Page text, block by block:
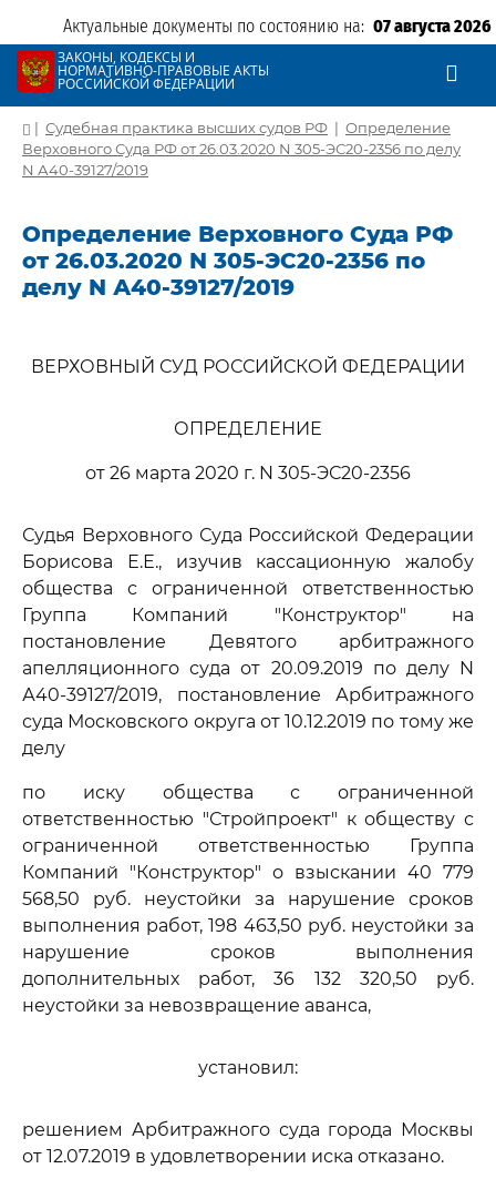
Актуальные документы по состоянию на: 07 августа 2026
ЗАКОНЫ, КОДЕКСЫ И
НОРМАТИВНО-ПРАВОВЫЕ АКТЫ
РОССИЙСКОЙ ФЕДЕРАЦИИ
| Судебная практика высших судов РФ | Определение
Верховного Суда РФ от 26.03.2020 N 305-ЭС20-2356 по делу
N А40-39127/2019
Определение Верховного Суда РФ
от 26.03.2020 N 305-ЭС20-2356 по
делу N А40-39127/2019
ВЕРХОВНЫЙ СУД РОССИЙСКОЙ ФЕДЕРАЦИИ
ОПРЕДЕЛЕНИЕ
от 26 марта 2020 г. N 305-ЭС20-2356
Судья Верховного Суда Российской Федерации
Борисова Е.Е., изучив кассационную жалобу
общества с ограниченной ответственностью
Группа Компаний "Конструктор" на
постановление Девятого арбитражного
апелляционного суда от 20.09.2019 по делу N
А40-39127/2019, постановление Арбитражного
суда Московского округа от 10.12.2019 по тому же
делу
по иску общества с ограниченной
ответственностью "Стройпроект" к обществу с
ограниченной ответственностью Группа
Компаний "Конструктор" о взыскании 40 779
568,50 руб. неустойки за нарушение сроков
выполнения работ, 198 463,50 руб. неустойки за
нарушение сроков выполнения
дополнительных работ, 36 132 320,50 руб.
неустойки за невозвращение аванса,
установил:
решением Арбитражного суда города Москвы
от 12.07.2019 в удовлетворении иска отказано.